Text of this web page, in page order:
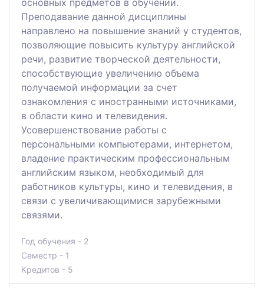
Преподавание данной дисциплины
направлено на повышение знаний у студентов,
позволяющие повысить культуру английской
речи, развитие творческой деятельности,
способствующие увеличению объема
получаемой информации за счет
ознакомления с иностранными источниками,
в области кино и телевидения.
Усовершенствование работы с
персональными компьютерами, интернетом,
владение практическим профессиональным
английским языком, необходимый для
работников культуры, кино и телевидения, в
связи с увеличивающимися зарубежными
связями.
Год обучения - 2
Семестр - 1
Кредитов - 5